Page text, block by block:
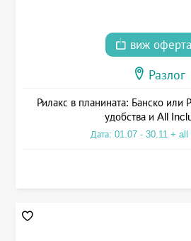
виж
Разлог
Рилакс в планината: Банско или
удобства и All
Дата: 01.07 - 30.11 +